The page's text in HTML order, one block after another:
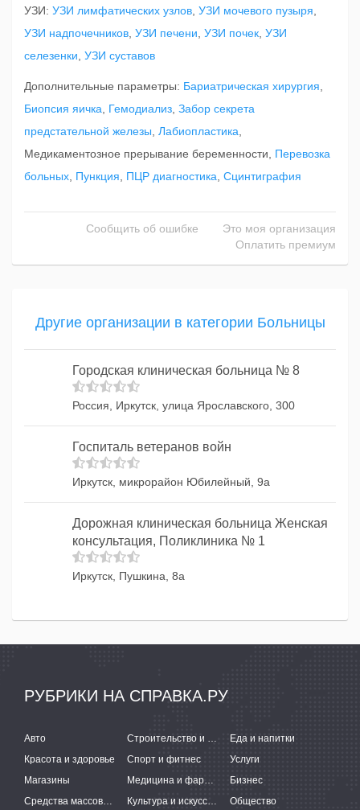
УЗИ: УЗИ лимфатических узлов УЗИ мочевого пузыря
УЗИ надпочечников УЗИ печени УЗИ почек УЗИ
селезенки УЗИ суставов
Дополнительные параметры: Бариатрическая хирургия
Биопсия яичка
Гемодиализ Забор секрета
предстательной железы Лабиопластика
Медикаментозное прерывание беременности, Перевозка
больных Пункция ПЦР диагностика Сцинтиграфия
Сообщить об ошибке
Это моя организация
Оплатить премиум
Другие организации в категории Больницы
Городская клиническая больница № 8
Россия, Иркутск, улица Ярославского, 300
Госпиталь ветеранов войн
Иркутск, микрорайон Юбилейный, 9а
Дорожная клиническая больница Женская
консультация, Поликлиника № 1
Иркутск, Пушкина, 8а
РУБРИКИ НА СПРАВКА.РУ
Авто Строительство и ремонт
Еда и напитки
Красота и здоровье
Спорт и фитнес
Услуги
Магазины
Медицина и фармацевтика
Бизнес
Средства массовой информации
Культура и искусство Общество